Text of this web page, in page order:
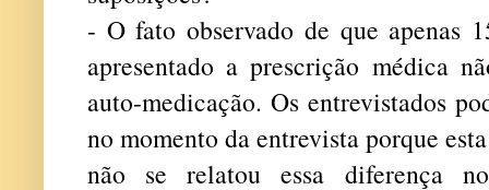
- O fato observado de que apenas
apresentado a prescrição médica
auto-medicação. Os entrevistados
no momento da entrevista porque
não se relatou essa diferença